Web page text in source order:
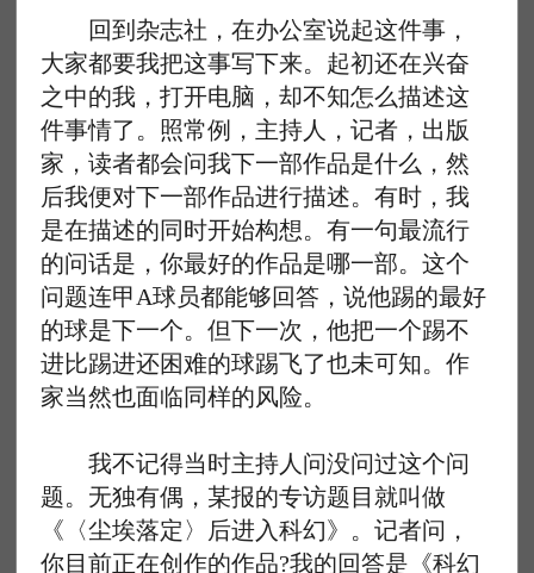
回到杂志社，在办公室说起这件事，
大家都要我把这事写下来。起初还在兴奋
之中的我，打开电脑，却不知怎么描述这
件事情了。照常例，主持人，记者，出版
家，读者都会问我下一部作品是什么，然
后我便对下一部作品进行描述。有时，我
是在描述的同时开始构想。有一句最流行
的问话是，你最好的作品是哪一部。这个
问题连甲A球员都能够回答，说他踢的最好
的球是下一个。但下一次，他把一个踢不
进比踢进还困难的球踢飞了也未可知。作
家当然也面临同样的风险。
我不记得当时主持人问没问过这个问
题。无独有偶，某报的专访题目就叫做
《〈尘埃落定〉后进入科幻》。记者问，
你目前正在创作的作品?我的回答是《科幻